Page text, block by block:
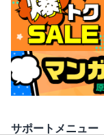
サポートメニュー